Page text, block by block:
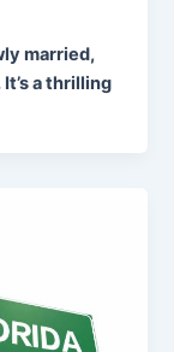
married,
a thrilling